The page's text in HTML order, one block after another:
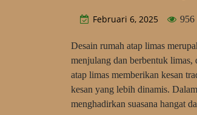
Februari 6, 2025 956
Desain rumah atap limas
menjulang dan berbentuk limas,
atap limas memberikan kesan
kesan yang lebih dinamis.
menghadirkan suasana hangat